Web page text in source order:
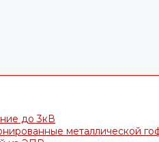
до 3кВ
металлической